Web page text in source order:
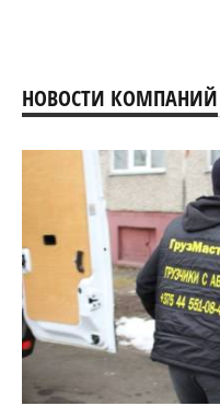
НОВОСТИ КОМПАНИЙ